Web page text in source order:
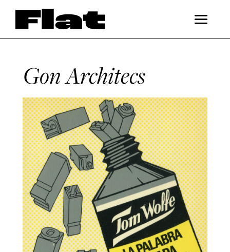
Gon Architecs